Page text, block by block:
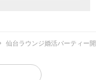
仙台ラウンジ婚活パーティー